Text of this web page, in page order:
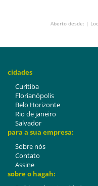
Aberto desde: |
cidades
Curitiba
Florianópolis
Belo Horizonte
Rio de janeiro
Salvador
para a sua empresa:
Sobre nós
Contato
Assine
sobre o hagah: